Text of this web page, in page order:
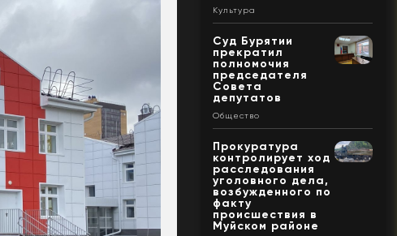
Культура
Суд Бурятии
прекратил
полномочия
председателя
Совета
депутатов
Общество
Прокуратура
контролирует ход
расследования
уголовного дела,
возбужденного по
факту
происшествия в
Муйском районе